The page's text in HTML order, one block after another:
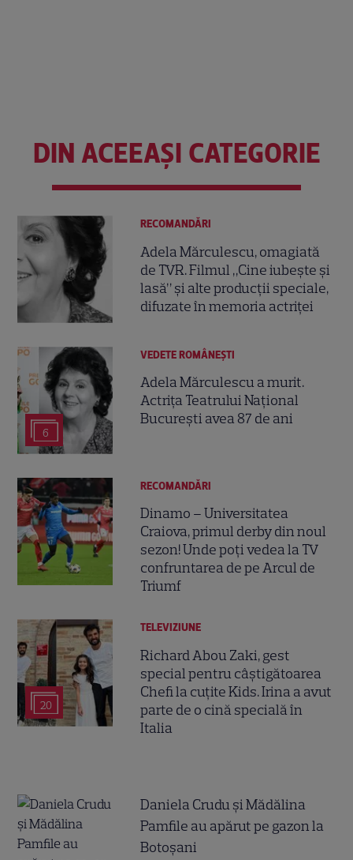
DIN ACEEAȘI CATEGORIE
RECOMANDĂRI
Adela Mărculescu, omagiată
de TVR. Filmul „Cine iubește și
lasă” și alte producții speciale,
difuzate în memoria actriței
6
VEDETE ROMÂNEŞTI
Adela Mărculescu a murit.
Actrița Teatrului Național
București avea 87 de ani
RECOMANDĂRI
Dinamo – Universitatea
Craiova, primul derby din noul
sezon! Unde poți vedea la TV
confruntarea de pe Arcul de
Triumf
20
TELEVIZIUNE
Richard Abou Zaki, gest
special pentru câștigătoarea
Chefi la cuțite Kids. Irina a avut
parte de o cină specială în
Italia
Daniela Crudu și Mădălina
Pamfile au apărut pe gazon la
Botoșani